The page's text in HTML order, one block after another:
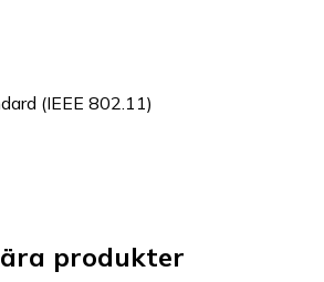
(IEEE 802.11)
produkter